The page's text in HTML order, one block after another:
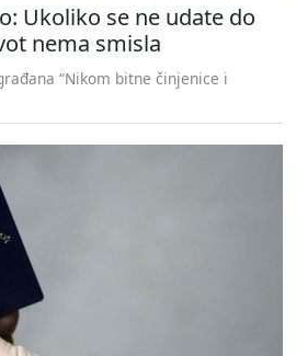
Ukoliko se ne udate do
nema smisla
“Nikom bitne činjenice i